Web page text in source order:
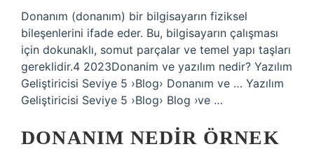
Donanım (donanım) bir bilgisayarın fiziksel
bileşenlerini ifade eder. Bu, bilgisayarın çalışması
için dokunaklı, somut parçalar ve temel yapı taşları
gereklidir.4 2023Donanim ve yazılım nedir? Yazılım
Geliştiricisi Seviye 5 ›Blog› Donanım ve … Yazılım
Geliştiricisi Seviye 5 ›Blog› Blog ›ve …
DONANIM NEDIR ÖRNEK